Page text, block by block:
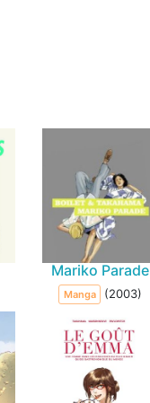
Mariko Parade
Manga (2003)